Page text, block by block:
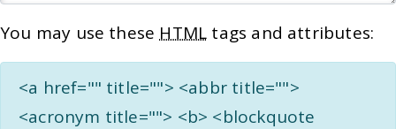
You may use these HTML tags and attributes:
<a href="" title=""> <abbr title="">
<acronym title=""> <b> <blockquote